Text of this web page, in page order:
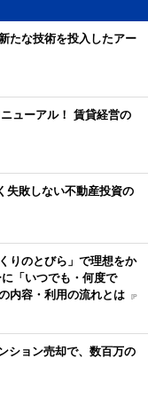
たな技術を投入したアー
ューアル！ 賃貸経営の
失敗しない不動産投資の
りのとびら」で理想をか
「いつでも・何度で
内容・利用の流れとは [P
ション売却で、数百万の